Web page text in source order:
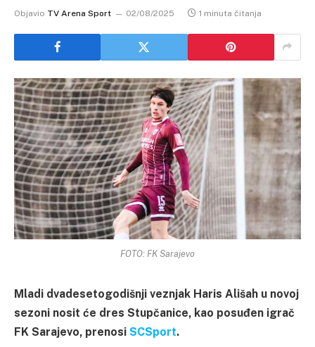
Objavio TV Arena Sport 02/08/2025 1 minuta čitanja
FOTO: FK Sarajevo
Mladi dvadesetogodišnji veznjak Haris Ališah u novoj
sezoni nosit će dres Stupčanice, kao posuđen igrač
FK Sarajevo, prenosi SCSport.